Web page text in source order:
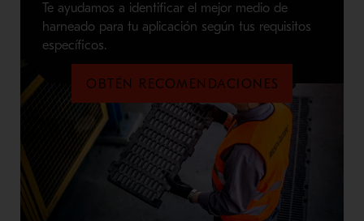
Te ayudamos a identificar el mejor medio de
harneado para tu aplicación según tus requisitos
específicos.
OBTÉN RECOMENDACIONES